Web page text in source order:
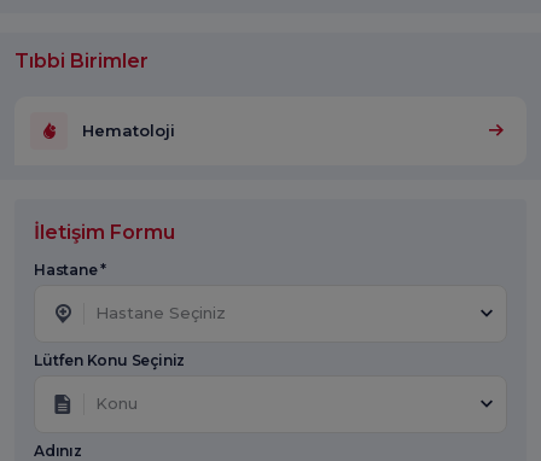
Tıbbi Birimler
Hematoloji
İletişim Formu
Hastane *
Hastane Seçiniz
Lütfen Konu Seçiniz
Konu
Adınız